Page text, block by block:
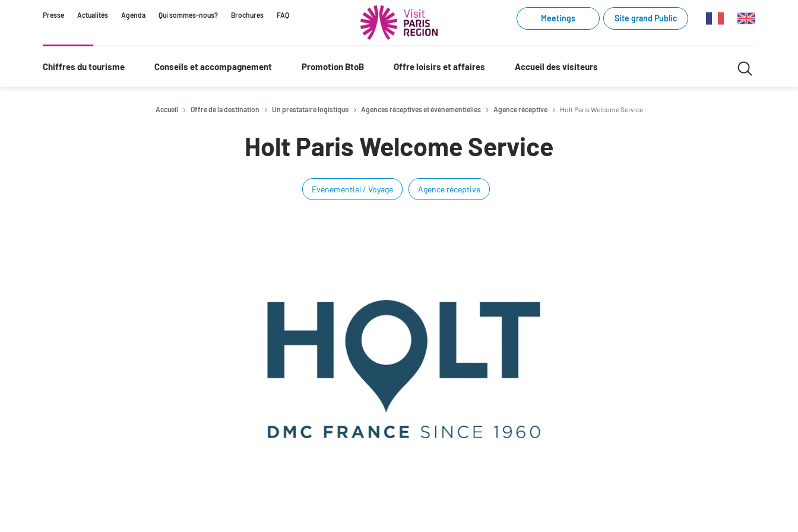
Navigation
RecherchePresse Actualités Agenda Qui sommes-nous? Brochures FAQ Meetings Site grand Public
Chiffres du tourisme Conseils et accompagnement Promotion BtoB Offre loisirs et affaires Accueil des visiteurs Recherche
Accueil Offre de la destination Un prestataire logistique Agences réceptives et évènementielles Agence réceptive Holt Paris Welcome Service
Holt Paris Welcome Service
Evénementiel / Voyage Agence réceptive